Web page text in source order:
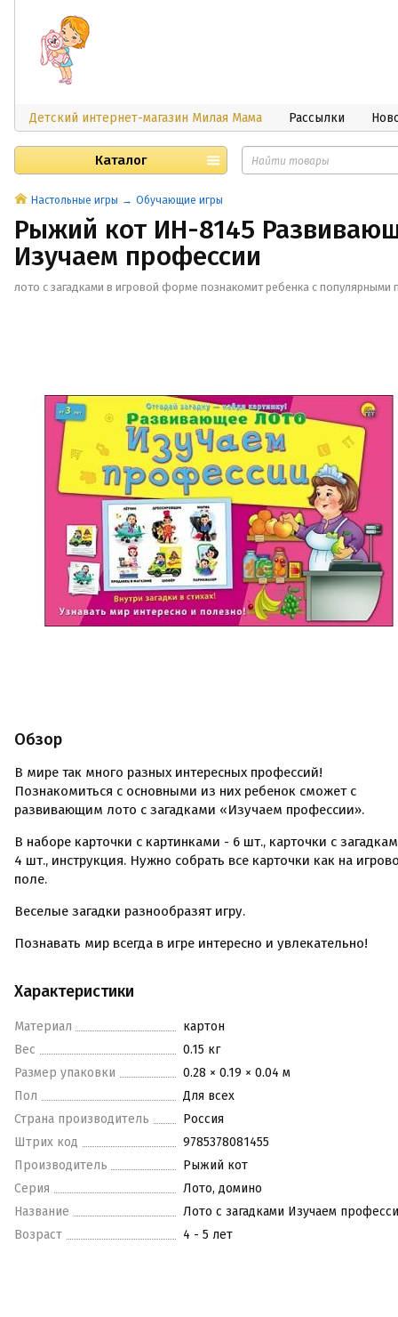
Детский интернет-магазин Милая Мама Рассылки
Каталог
Настольные игры Обучающие игры
Рыжий кот ИН-8145
Изучаем профессии
лото с загадками в игровой форме познакомит ребенка с популярными
Обзор
В мире так много разных интересных профессий!
Познакомиться с основными из них ребенок сможет с
развивающим лото с загадками «Изучаем профессии».
В наборе карточки с картинками - 6 шт., карточки с
4 шт., инструкция. Нужно собрать все карточки как на
поле.
Веселые загадки разнообразят игру.
Познавать мир всегда в игре интересно и увлекательно!
Характеристики
Материал
картон
Вес
0.15 кг
Размер упаковки
0.28 × 0.19 × 0.04 м
Пол
Для всех
Страна производитель
Россия
Штрих код
9785378081455
Производитель
Рыжий кот
Серия
Лото, домино
Название
Лото с загадками Изучаем
Возраст
4 - 5 лет